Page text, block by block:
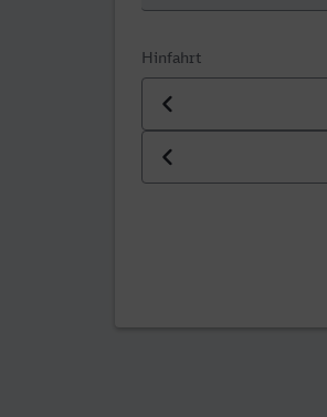
Hinfahrt
Datum der Hinfahrt
Uhrzeit der Hinfahrt